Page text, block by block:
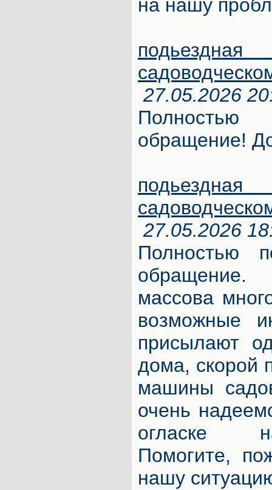
на нашу
27.05.2026
обращение!
27.05.2026
Полностью
обращение.
массова
возможные
присылают
дома, скорой
машины
очень
огласке
Помогите,
нашу